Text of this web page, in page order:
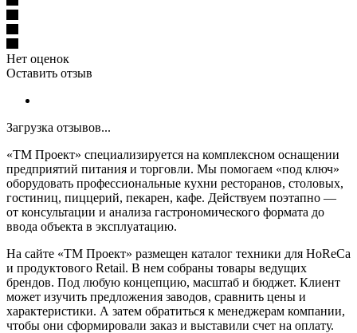
Нет оценок
Оставить отзыв
Загрузка отзывов...
«ТМ Проект» специализируется на комплексном оснащении
предприятий питания и торговли. Мы помогаем «под ключ»
оборудовать профессиональные кухни ресторанов, столовых,
гостиниц, пиццерий, пекарен, кафе. Действуем поэтапно —
от консультации и анализа гастрономического формата до
ввода объекта в эксплуатацию.
На сайте «ТМ Проект» размещен каталог техники для HoReCa
и продуктового Retail. В нем собраны товары ведущих
брендов. Под любую концепцию, масштаб и бюджет. Клиент
может изучить предложения заводов, сравнить цены и
характеристики. А затем обратиться к менеджерам компании,
чтобы они сформировали заказ и выставили счет на оплату.